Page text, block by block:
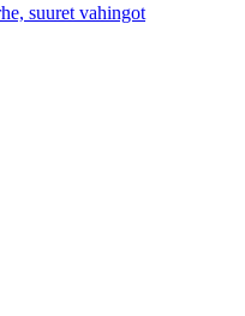
suuret vahingot